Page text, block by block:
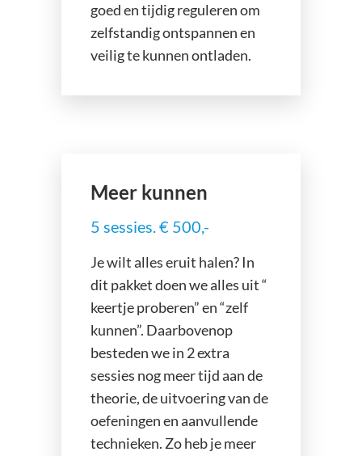
goed en tijdig reguleren om
zelfstandig ontspannen en
veilig te kunnen ontladen.
Meer kunnen
5 sessies. € 500,-
Je wilt alles eruit halen? In
dit pakket doen we alles uit “
keertje proberen” en “zelf
kunnen”. Daarbovenop
besteden we in 2 extra
sessies nog meer tijd aan de
theorie, de uitvoering van de
oefeningen en aanvullende
technieken. Zo heb je meer